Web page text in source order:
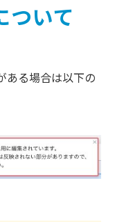
ついて
ある場合は以下の